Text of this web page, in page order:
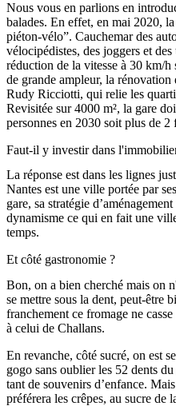
Nous vous en parlions en
balades. En effet, en mai 2020,
piéton-vélo”. Cauchemar des
vélocipédistes, des joggers et
réduction de la vitesse à 30 km/
de grande ampleur, la rénovation
Rudy Ricciotti, qui relie les
Revisitée sur 4000 m², la gare
personnes en 2030 soit plus de 2
Faut-il y investir dans
La réponse est dans les lignes
Nantes est une ville portée par
gare, sa stratégie
dynamisme ce qui en fait une
temps.
Et côté gastronomie ?
Bon, on a bien cherché mais on
se mettre sous la dent, peut-être
franchement ce fromage ne
à celui de Challans.
En revanche, côté sucré, on est
gogo sans oublier les 52 dents
tant de souvenirs d’enfance.
préférera les crêpes, au sucre de